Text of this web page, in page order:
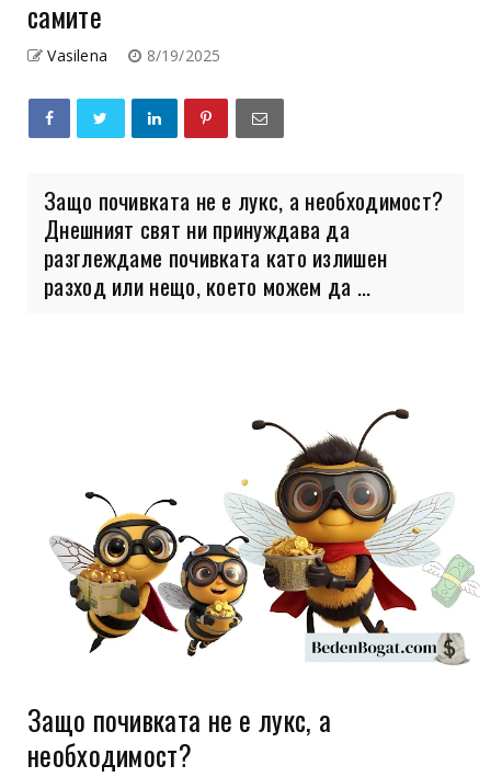
самите
Vasilena 8/19/2025
Защо почивката не е лукс, а необходимост?
Днешният свят ни принуждава да
разглеждаме почивката като излишен
разход или нещо, което можем да ...
Защо почивката не е лукс, а
необходимост?